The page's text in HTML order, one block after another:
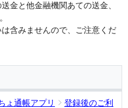
金と他金融機関あての送金、
含みませんので、ご注意くだ
ょ通帳アプリ
登録後のご利